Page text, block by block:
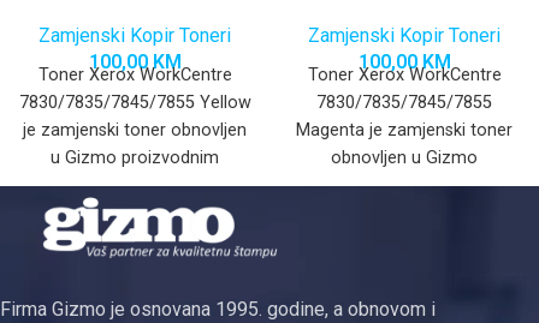
Zamjenski Kopir Toneri
100,00KM
Toner Xerox WorkCentre
7830/7835/7845/7855 Yellow
je zamjenski toner obnovljen
u Gizmo proizvodnim
prostorijama sa Japanskim
prahom i developerom za
profesionalne
Zamjenski Kopir Toneri
100,00KM
Toner Xerox WorkCentre
7830/7835/7845/7855
Magenta je zamjenski toner
obnovljen u Gizmo
proizvodnim prostorijama sa
Firma Gizmo je osnovana 1995. godine, a obnovom i